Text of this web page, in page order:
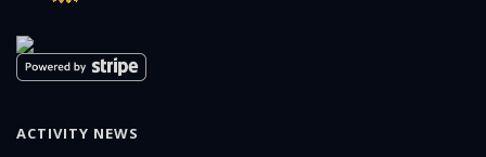
ACTIVITY NEWS